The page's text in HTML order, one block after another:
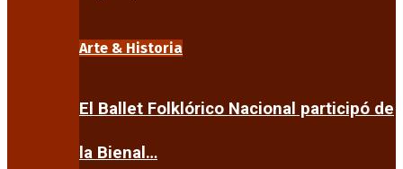
Arte & Historia
El Ballet Folklórico Nacional participó de
la Bienal…